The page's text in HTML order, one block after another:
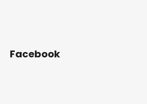
Facebook